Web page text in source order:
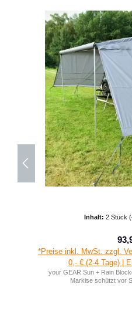
Inhalt: 2 Stück
*Preise inkl. MwSt. zzgl.
0,- € (2-4 Tage) |
your GEAR Sun + Rain
Markise schützt vor